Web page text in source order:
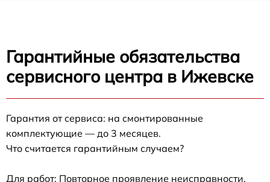
Гарантийные обязательства
сервисного центра в Ижевске
Гарантия от сервиса: на смонтированные
комплектующие — до 3 месяцев.
Что считается гарантийным случаем?
Для работ: Повторное проявление неисправности,